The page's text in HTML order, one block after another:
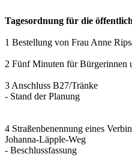
Tagesordnung für die
1 Bestellung von Frau Anne
2 Fünf Minuten für Bürgerinnen
3 Anschluss B27/Tränke
- Stand der Planung
4 Straßenbenennung eines
Johanna-Läpple-Weg
- Beschlussfassung